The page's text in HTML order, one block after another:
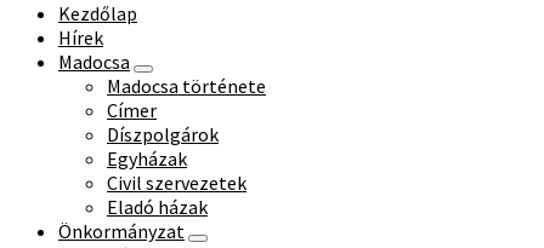
Kezdőlap
Hírek
Madocsa
Madocsa története
Címer
Díszpolgárok
Egyházak
Civil szervezetek
Eladó házak
Önkormányzat